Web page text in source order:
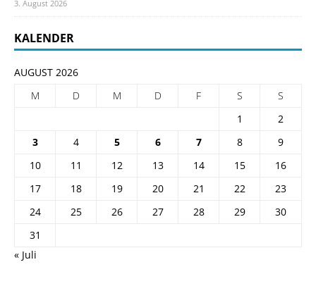
3. August 2026
KALENDER
AUGUST 2026
M
D M D F S
S
1
2
3
4 5 6 7 8
9
10
11 12 13 14 15
16
17
18 19 20 21 22
23
24
25 26 27 28 29
30
31
« Juli